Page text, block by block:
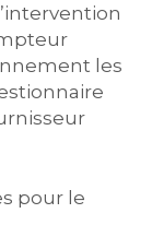
les
pour le